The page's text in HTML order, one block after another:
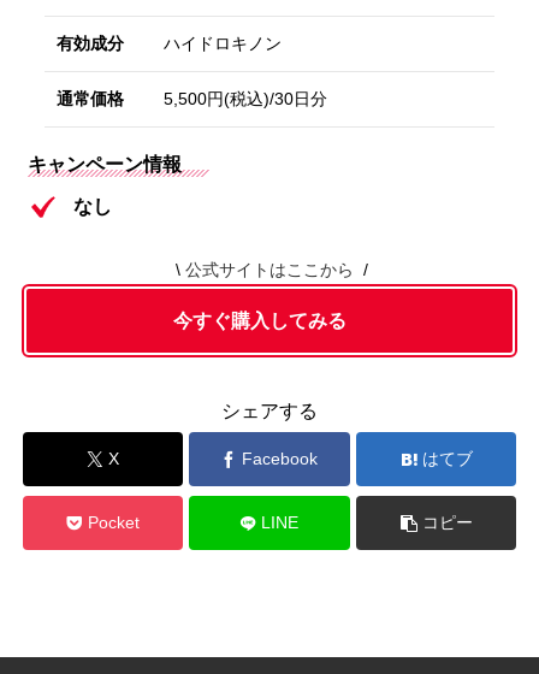
有効成分 ハイドロキノン
通常価格 5,500円(税込)/30日分
キャンペーン情報
なし
公式サイトはここから
今すぐ購入してみる
シェアする
X Facebook はてブ
Pocket LINE コピー